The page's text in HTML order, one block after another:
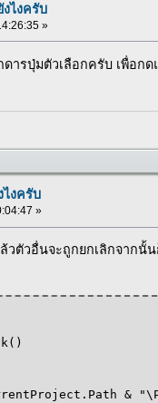
ไงครับ
»
ารปุ่มตัวเลือกครับ เพื่อ
งครับ
»
วตัวอื่นจะถูกยกเลิกจาก
&